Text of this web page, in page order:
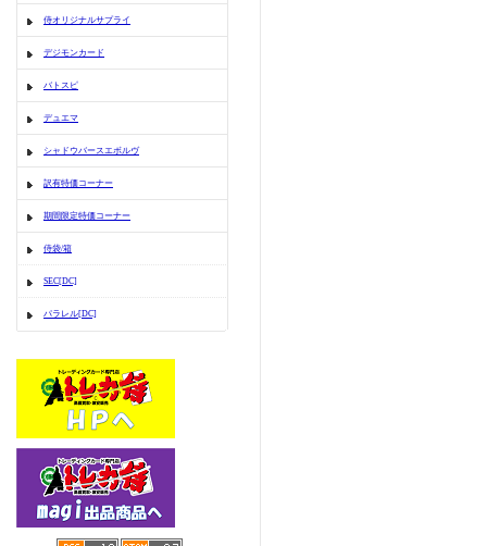
侍オリジナルサプライ
デジモンカード
バトスピ
デュエマ
シャドウバースエボルヴ
訳有特価コーナー
期間限定特価コーナー
侍袋/箱
SEC[DC]
パラレル[DC]